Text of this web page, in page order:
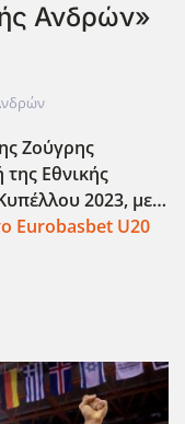
Ανδρών»
Ζούγρης
Εθνικής
2023, με…
Eurobasbet U20